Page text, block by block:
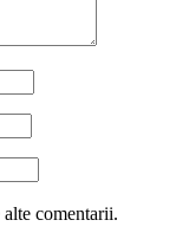
comentarii.